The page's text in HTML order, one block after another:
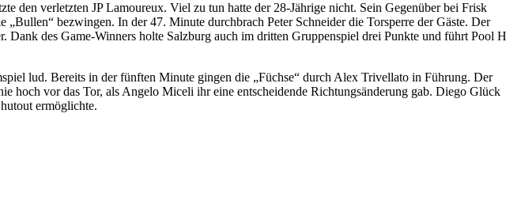
den verletzten JP Lamoureux. Viel zu tun hatte der 28-Jährige nicht. Sein Gegenüber bei Frisk
bezwingen. In der 47. Minute durchbrach Peter Schneider die Torsperre der Gäste. Der
des Game-Winners holte Salzburg auch im dritten Gruppenspiel drei Punkte und führt Pool H
lud. Bereits in der fünften Minute gingen die „Füchse“ durch Alex Trivellato in Führung. Der
hoch vor das Tor, als Angelo Miceli ihr eine entscheidende Richtungsänderung gab. Diego Glück
ermöglichte.